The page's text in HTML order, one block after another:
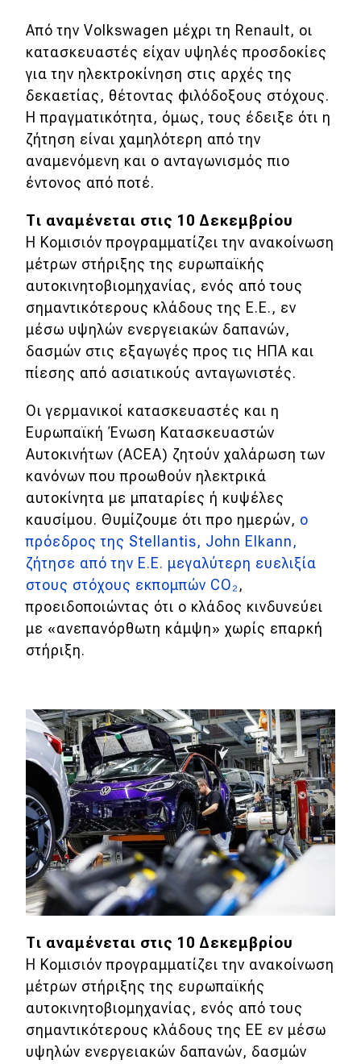
Eco
Νέα
Τεχνολογία
Mobility
Σταθμοί φόρτισης
Classic
Νέα
Παρουσιάσεις
DRIVE Away
MOTO
Μεταχειρισμένο
Οδηγός αγοράς
Συμβουλές
Χρηστικά
Συμβουλές
ΚΤΕΟ
Οδική βοήθεια
eDRIVE
DRIVE USED
Από την Volkswagen μέχρι τη Renault, οι
κατασκευαστές είχαν υψηλές προσδοκίες
για την ηλεκτροκίνηση στις αρχές της
δεκαετίας, θέτοντας φιλόδοξους στόχους.
Η πραγματικότητα, όμως, τους έδειξε ότι η
ζήτηση είναι χαμηλότερη από την
αναμενόμενη και ο ανταγωνισμός πιο
έντονος από ποτέ.
Τι αναμένεται στις 10 Δεκεμβρίου
Η Κομισιόν προγραμματίζει την ανακοίνωση
μέτρων στήριξης της ευρωπαϊκής
αυτοκινητοβιομηχανίας, ενός από τους
σημαντικότερους κλάδους της Ε.Ε., εν
μέσω υψηλών ενεργειακών δαπανών,
δασμών στις εξαγωγές προς τις ΗΠΑ και
πίεσης από ασιατικούς ανταγωνιστές.
Οι γερμανικοί κατασκευαστές και η
Ευρωπαϊκή Ένωση Κατασκευαστών
Αυτοκινήτων (ACEA) ζητούν χαλάρωση των
κανόνων που προωθούν ηλεκτρικά
αυτοκίνητα με μπαταρίες ή κυψέλες
καυσίμου. Θυμίζουμε ότι προ ημερών, ο
πρόεδρος της Stellantis, John Elkann,
ζήτησε από την Ε.Ε. μεγαλύτερη ευελιξία
στους στόχους εκπομπών CO₂,
προειδοποιώντας ότι ο κλάδος κινδυνεύει
με «ανεπανόρθωτη κάμψη» χωρίς επαρκή
στήριξη.
Τι αναμένεται στις 10 Δεκεμβρίου
Η Κομισιόν προγραμματίζει την ανακοίνωση
μέτρων στήριξης της ευρωπαϊκής
αυτοκινητοβιομηχανίας, ενός από τους
σημαντικότερους κλάδους της ΕΕ εν μέσω
υψηλών ενεργειακών δαπανών, δασμών